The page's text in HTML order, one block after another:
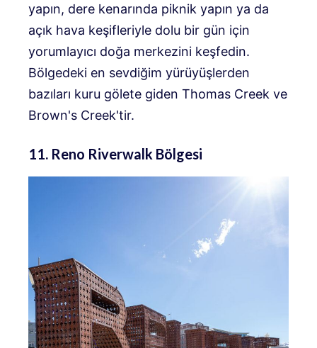
yapın, dere kenarında piknik yapın ya da
açık hava keşifleriyle dolu bir gün için
yorumlayıcı doğa merkezini keşfedin.
Bölgedeki en sevdiğim yürüyüşlerden
bazıları kuru gölete giden Thomas Creek ve
Brown's Creek'tir.
11. Reno Riverwalk Bölgesi